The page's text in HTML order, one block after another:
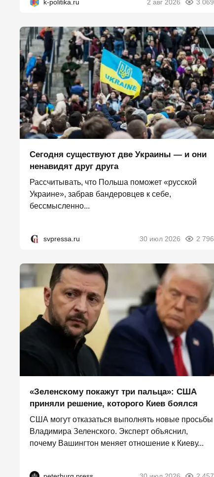
k-politika.ru 2 авг 2026 3 069
Сегодня существуют две Украины — и они
ненавидят друг друга
Рассчитывать, что Польша поможет «русской
Украине», забрав бандеровцев к себе,
бессмысленно...
svpressa.ru 30 июл 2026 2 796
«Зеленскому покажут три пальца»: США
приняли решение, которого Киев боялся
США могут отказаться выполнять новые просьбы
Владимира Зеленского. Эксперт объяснил,
почему Вашингтон меняет отношение к Киеву...